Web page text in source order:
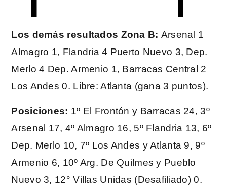
Los demás resultados Zona B: Arsenal 1
Almagro 1, Flandria 4 Puerto Nuevo 3, Dep.
Merlo 4 Dep. Armenio 1, Barracas Central 2
Los Andes 0. Libre: Atlanta (gana 3 puntos).
Posiciones: 1º El Frontón y Barracas 24, 3º
Arsenal 17, 4º Almagro 16, 5º Flandria 13, 6º
Dep. Merlo 10, 7º Los Andes y Atlanta 9, 9º
Armenio 6, 10º Arg. De Quilmes y Pueblo
Nuevo 3, 12° Villas Unidas (Desafiliado) 0.